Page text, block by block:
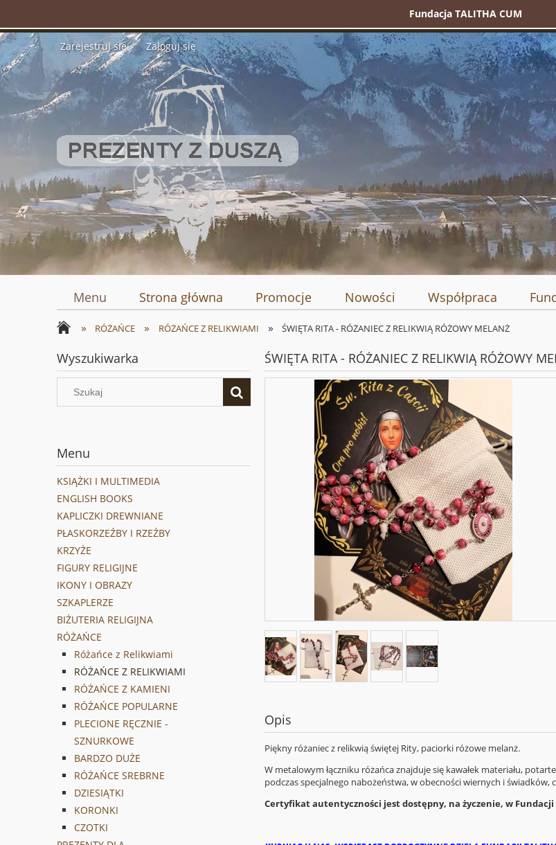
Fundacja TALITHA CUM
Zarejestruj się Zaloguj się
Menu Strona główna Promocje Nowości Współpraca
» RÓŻAŃCE » RÓŻAŃCE Z RELIKWIAMI » ŚWIĘTA RITA - RÓŻANIEC Z RELIKWIĄ RÓŻOWY MELANŻ
Wyszukiwarka
Menu
KSIĄŻKI I MULTIMEDIA
ENGLISH BOOKS
KAPLICZKI DREWNIANE
PŁASKORZEŹBY I RZEŹBY
KRZYŻE
FIGURY RELIGIJNE
IKONY I OBRAZY
SZKAPLERZE
BIŻUTERIA RELIGIJNA
RÓŻAŃCE
Różańce z Relikwiami
RÓŻAŃCE Z RELIKWIAMI
RÓŻAŃCE Z KAMIENI
RÓŻAŃCE POPULARNE
PLECIONE RĘCZNIE -
SZNURKOWE
BARDZO DUŻE
RÓŻAŃCE SREBRNE
DZIESIĄTKI
KORONKI
CZOTKI
ŚWIĘTA RITA - RÓŻANIEC Z RELIKWIĄ RÓŻOWY
Opis
Piękny różaniec z relikwią świętej Rity, paciorki różowe melanż.
W metalowym łączniku różańca znajduje się kawałek materiału,
podczas specjalnego nabożeństwa, w obecności wiernych i
Certyfikat autentyczności jest dostępny, na życzenie, w Fundacji